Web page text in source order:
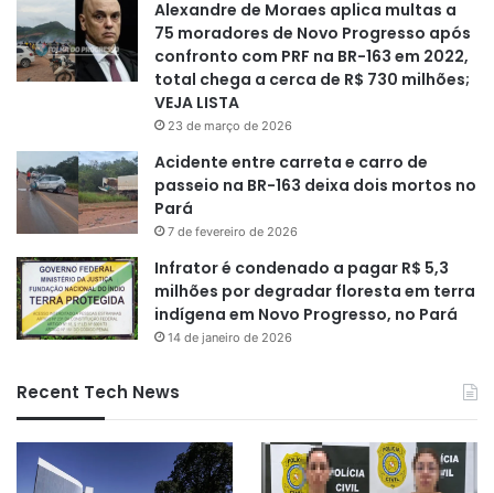
Alexandre de Moraes aplica multas a
75 moradores de Novo Progresso após
confronto com PRF na BR-163 em 2022,
total chega a cerca de R$ 730 milhões;
VEJA LISTA
23 de março de 2026
Acidente entre carreta e carro de
passeio na BR-163 deixa dois mortos no
Pará
7 de fevereiro de 2026
Infrator é condenado a pagar R$ 5,3
milhões por degradar floresta em terra
indígena em Novo Progresso, no Pará
14 de janeiro de 2026
Recent Tech News